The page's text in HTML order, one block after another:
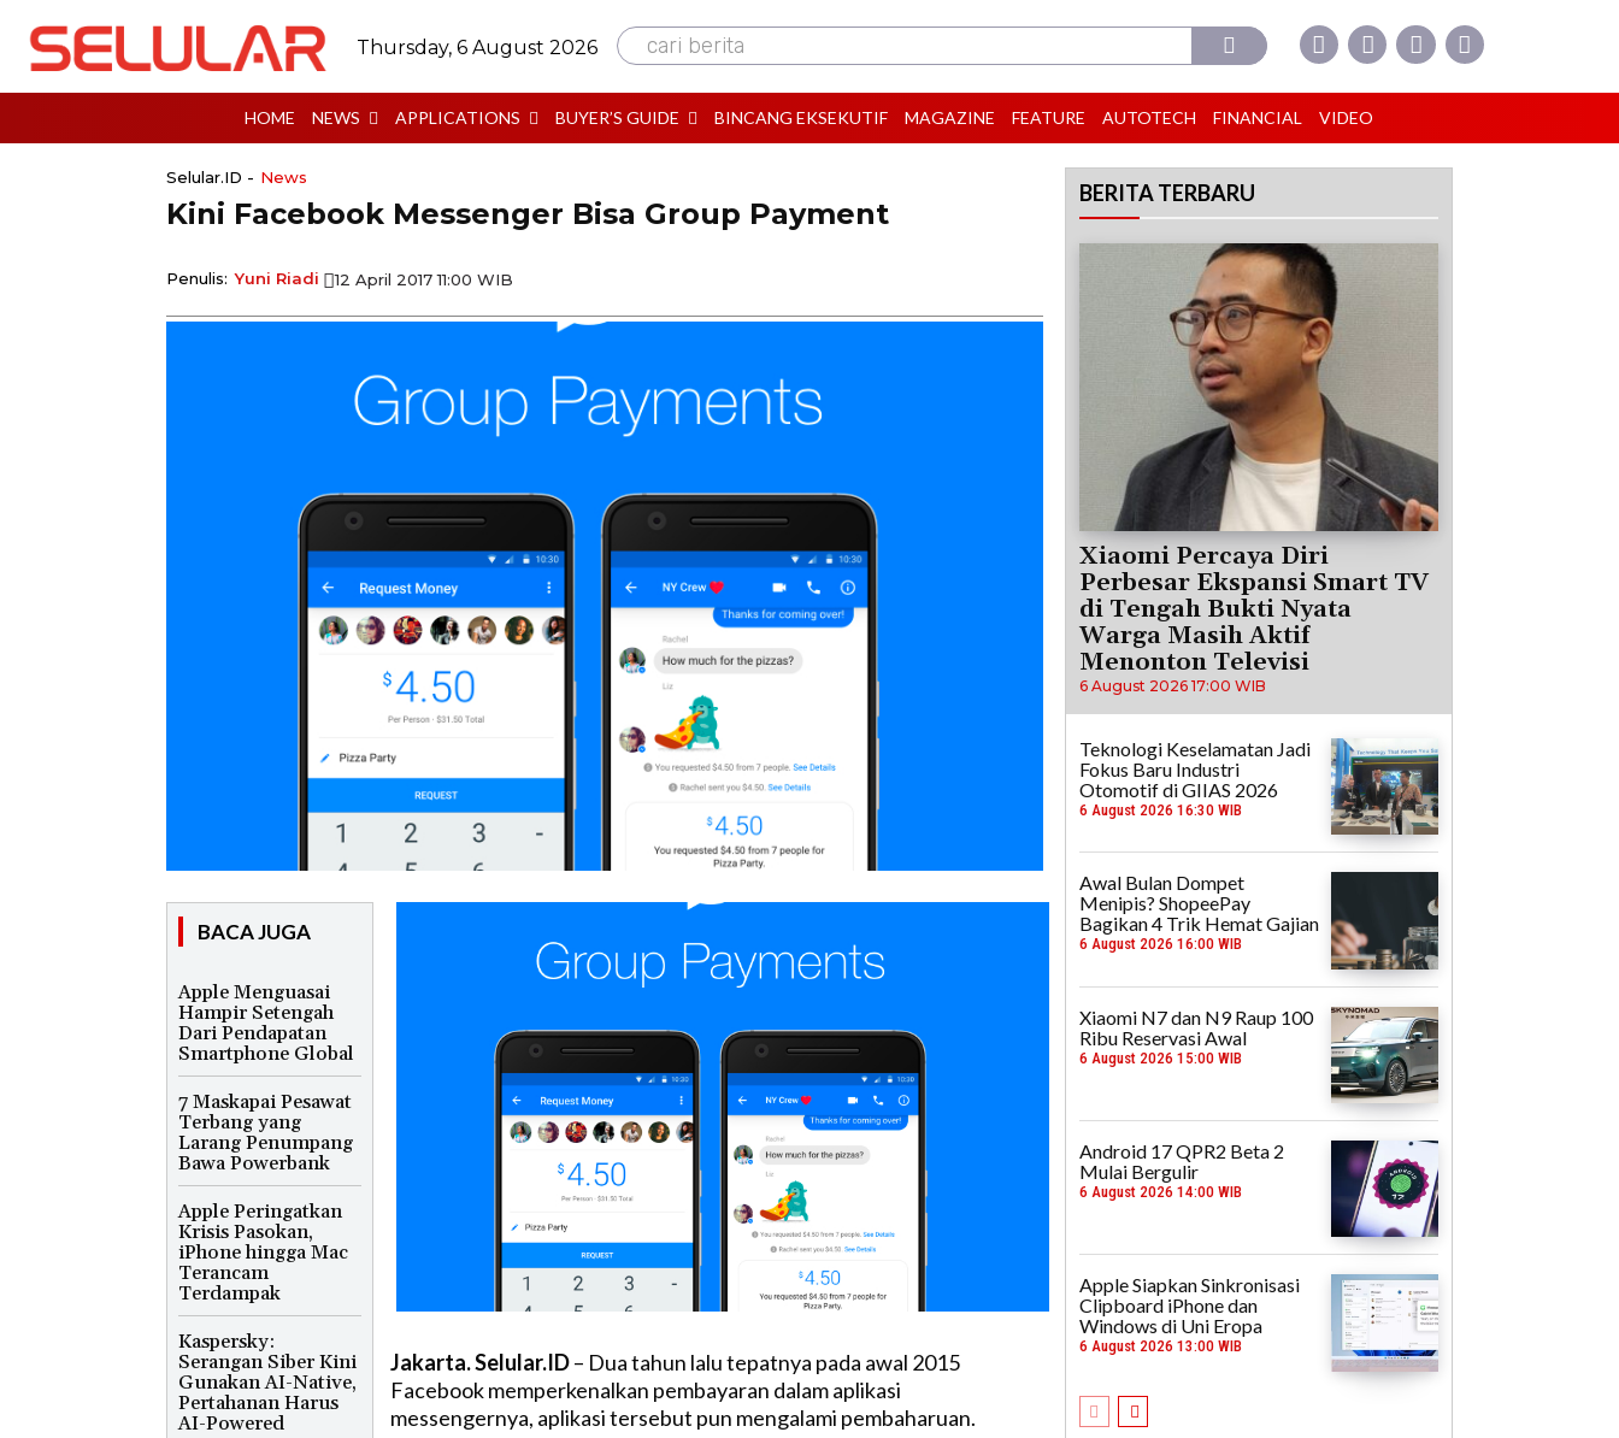
Thursday, 6 August 2026 cari berita
HOME NEWS APPLICATIONS BUYER’S GUIDE BINCANG EKSEKUTIF MAGAZINE FEATURE AUTOTECH FINANCIAL VIDEO
Selular.ID - News
Kini Facebook Messenger Bisa Group Payment
Penulis: Yuni Riadi 12 April 2017 11:00 WIB
BACA JUGA
Apple Menguasai
Hampir Setengah
Dari Pendapatan
Smartphone Global
7 Maskapai Pesawat
Terbang yang
Larang Penumpang
Bawa Powerbank
Apple Peringatkan
Krisis Pasokan,
iPhone hingga Mac
Terancam
Terdampak
Kaspersky:
Serangan Siber Kini
Gunakan AI-Native,
Pertahanan Harus
AI-Powered
Jakarta. Selular.ID– Dua tahun lalu tepatnya pada awal 2015
Facebook memperkenalkan pembayaran dalam aplikasi
messengernya, aplikasi tersebut pun mengalami pembaharuan.
BERITA TERBARU
Xiaomi Percaya Diri
Perbesar Ekspansi Smart TV
di Tengah Bukti Nyata
Warga Masih Aktif
Menonton Televisi
6 August 2026 17:00 WIB
Teknologi Keselamatan Jadi
Fokus Baru Industri
Otomotif di GIIAS 2026
6 August 2026 16:30 WIB
Awal Bulan Dompet
Menipis? ShopeePay
Bagikan 4 Trik Hemat Gajian
6 August 2026 16:00 WIB
Xiaomi N7 dan N9 Raup 100
Ribu Reservasi Awal
6 August 2026 15:00 WIB
Android 17 QPR2 Beta 2
Mulai Bergulir
6 August 2026 14:00 WIB
Apple Siapkan Sinkronisasi
Clipboard iPhone dan
Windows di Uni Eropa
6 August 2026 13:00 WIB